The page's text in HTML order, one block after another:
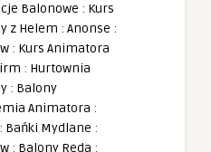
Balonowe : Kurs
z Helem : Anonse :
: Kurs Animatora
: Hurtownia
: Balony
Animatora :
: Bańki Mydlane :
: Balony Reda :